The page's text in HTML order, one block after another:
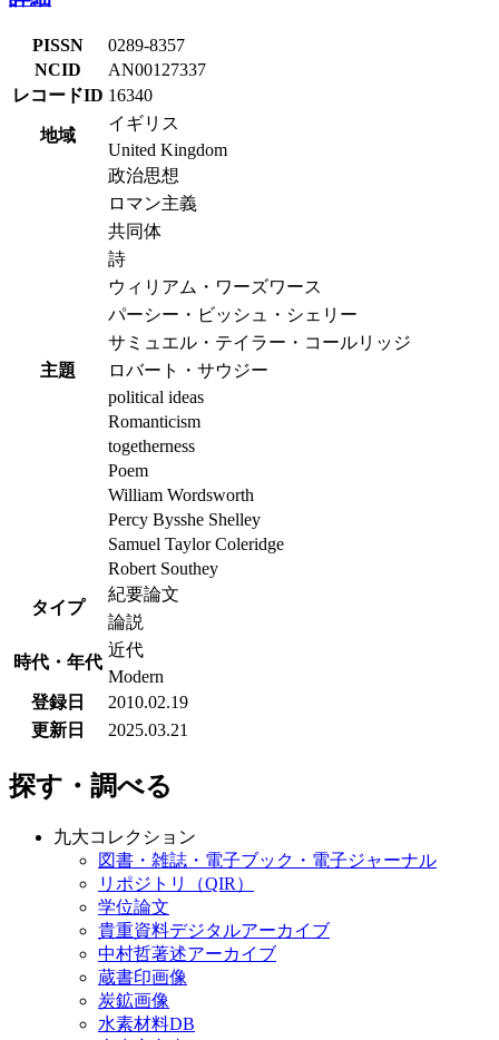
PISSN
0289-8357
NCID
AN00127337
レコードID 16340
地域
イギリス
United Kingdom
主題
政治思想
ロマン主義
共同体
詩
ウィリアム・ワーズワース
パーシー・ビッシュ・シェリー
サミュエル・テイラー・コールリッジ
ロバート・サウジー
political ideas
Romanticism
togetherness
Poem
William Wordsworth
Percy Bysshe Shelley
Samuel Taylor Coleridge
Robert Southey
タイプ
紀要論文
論説
時代・年代
近代
Modern
登録日
2010.02.19
更新日
2025.03.21
探す・調べる
九大コレクション
図書・雑誌・電子ブック・電子ジャーナル
リポジトリ（QIR）
学位論文
貴重資料デジタルアーカイブ
中村哲著述アーカイブ
蔵書印画像
炭鉱画像
水素材料DB